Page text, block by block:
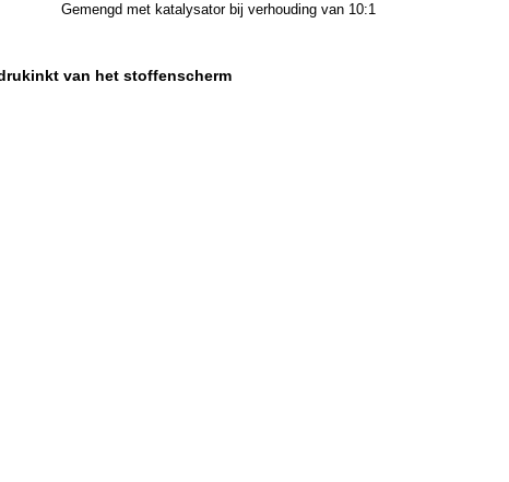
Gemengd met katalysator bij verhouding van 10:1
van het stoffenscherm